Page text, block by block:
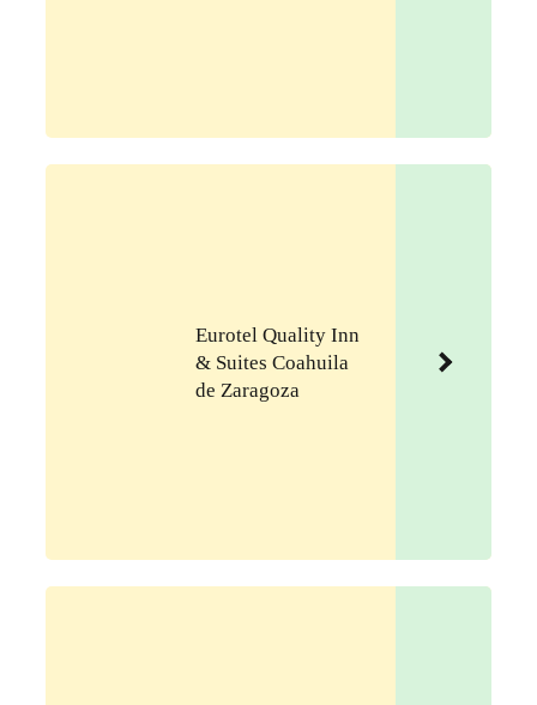
Eurotel Quality Inn
& Suites Coahuila
de Zaragoza